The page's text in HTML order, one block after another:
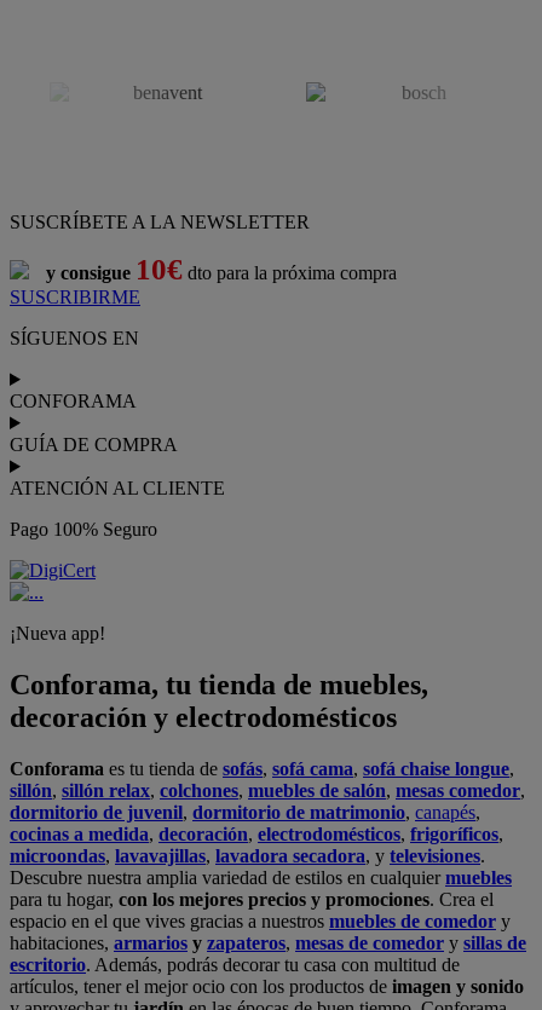
SUSCRÍBETE A LA NEWSLETTER
y consigue 10€ dto para la próxima compra
SUSCRIBIRME
SÍGUENOS EN
CONFORAMA
GUÍA DE COMPRA
ATENCIÓN AL CLIENTE
Pago 100% Seguro
¡Nueva app!
Conforama, tu tienda de muebles,
decoración y electrodomésticos
Conforama es tu tienda de sofás, sofá cama, sofá chaise longue,
sillón, sillón relax, colchones, muebles de salón, mesas comedor,
dormitorio de juvenil, dormitorio de matrimonio, canapés,
cocinas a medida, decoración, electrodomésticos, frigoríficos,
microondas, lavavajillas, lavadora secadora, y televisiones.
Descubre nuestra amplia variedad de estilos en cualquiermuebles
para tu hogar, con los mejores precios y promociones. Crea el
espacio en el que vives gracias a nuestros muebles de comedor y
habitaciones, armarios y zapateros, mesas de comedor y sillas de
escritorio. Además, podrás decorar tu casa con multitud de
artículos, tener el mejor ocio con los productos de imagen y sonido